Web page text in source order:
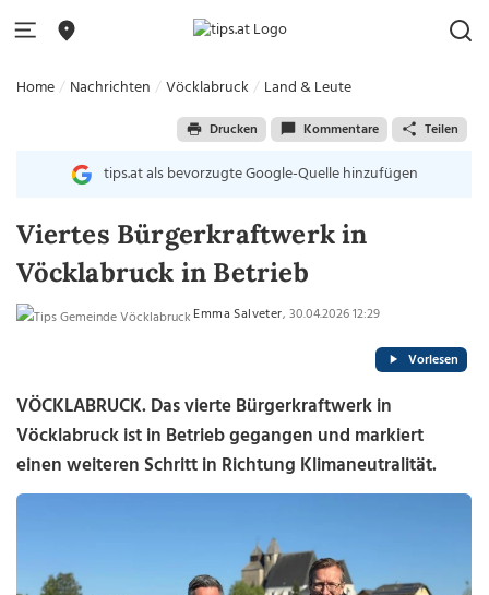
Home Nachrichten Vöcklabruck Land & Leute
Drucken Kommentare Teilen
tips.at als bevorzugte Google-Quelle hinzufügen
Viertes Bürgerkraftwerk in
Vöcklabruck in Betrieb
Emma Salveter, 30.04.2026 12:29
Vorlesen
VÖCKLABRUCK. Das vierte Bürgerkraftwerk in
Vöcklabruck ist in Betrieb gegangen und markiert
einen weiteren Schritt in Richtung Klimaneutralität.